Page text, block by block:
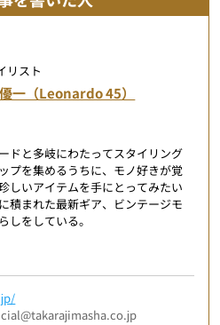
リスト
一（Leonardo 45）
ドと多岐にわたってスタイリング
プを集めるうちに、モノ好きが覚
しいアイテムを手にとってみたい
積まれた最新ギア、ビンテージモ
しをしている。